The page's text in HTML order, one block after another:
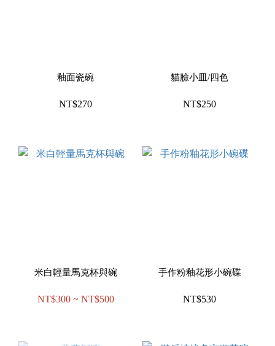
釉面瓷碗
NT$270
貓臉小皿/四色
NT$250
米白輕量馬克杯與碗
NT$300 ~ NT$500
手作粉釉花形小碗碟
NT$530